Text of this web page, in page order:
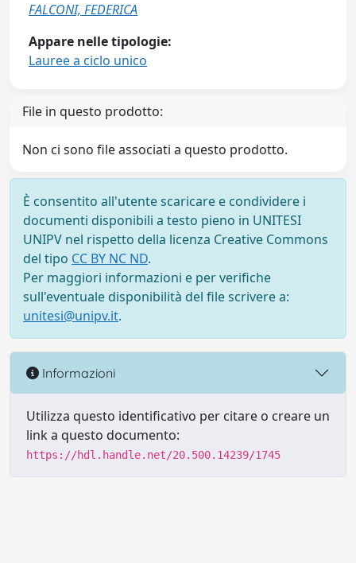
FALCONI, FEDERICA
Appare nelle tipologie:
Lauree a ciclo unico
File in questo prodotto:
Non ci sono file associati a questo prodotto.
È consentito all'utente scaricare e condividere i
documenti disponibili a testo pieno in UNITESI
UNIPV nel rispetto della licenza Creative Commons
del tipo CC BY NC ND.
Per maggiori informazioni e per verifiche
sull'eventuale disponibilità del file scrivere a:
unitesi@unipv.it.
Informazioni
Utilizza questo identificativo per citare o creare un
link a questo documento:
https://hdl.handle.net/20.500.14239/1745